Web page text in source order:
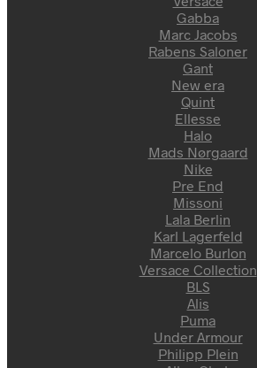
Gabba
Marc Jacobs
Rabens Saloner
Gant
New era
Quint
Ellesse
Halo
Mads Nørgaard
Nike
Pre End
Missoni
Lala Berlin
Karl Lagerfeld
Marcelo Burlon
Versace Collection
BLS
Alis
Puma
Under Armour
Philipp Plein